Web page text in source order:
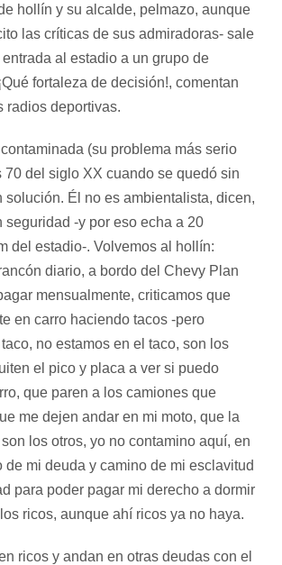
hollín y su alcalde, pelmazo, aunque
las críticas de sus admiradoras- sale
al estadio a un grupo de
fortaleza de decisión!, comentan
radios deportivas.
(su problema más serio
70 del siglo XX cuando se quedó sin
solución. Él no es ambientalista, dicen,
seguridad -y por eso echa a 20
del estadio-. Volvemos al hollín:
diario, a bordo del Chevy Plan
mensualmente, criticamos que
en carro haciendo tacos -pero
no estamos en el taco, son los
el pico y placa a ver si puedo
que paren a los camiones que
me dejen andar en mi moto, que la
los otros, yo no contamino aquí, en
de mi deuda y camino de mi esclavitud
para poder pagar mi derecho a dormir
ricos, aunque ahí ricos ya no haya.
ricos y andan en otras deudas con el